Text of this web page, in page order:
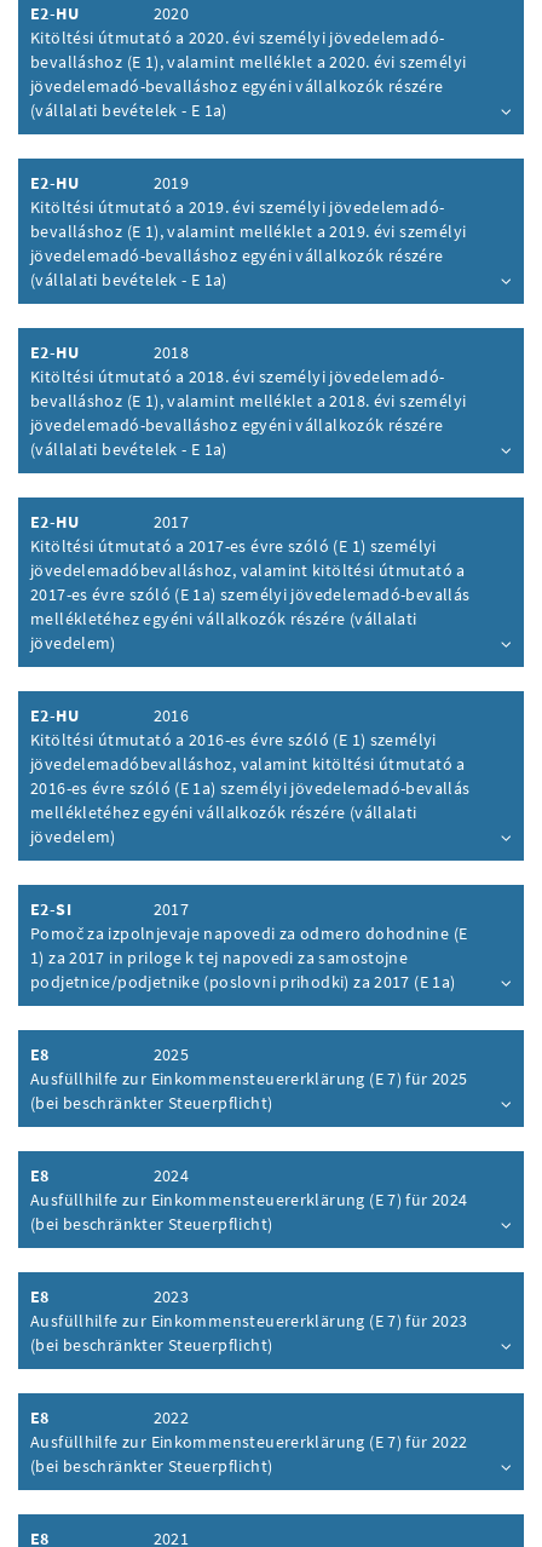
E2-HU
2020
Kitöltési útmutató a 2020. évi személyi jövedelemadó-
bevalláshoz (E 1), valamint melléklet a 2020. évi személyi
jövedelemadó-bevalláshoz egyéni vállalkozók részére
(vállalati bevételek - E 1a)
Inhalt aufklappen
E2-HU
2019
Kitöltési útmutató a 2019. évi személyi jövedelemadó-
bevalláshoz (E 1), valamint melléklet a 2019. évi személyi
jövedelemadó-bevalláshoz egyéni vállalkozók részére
(vállalati bevételek - E 1a)
Inhalt aufklappen
E2-HU
2018
Kitöltési útmutató a 2018. évi személyi jövedelemadó-
bevalláshoz (E 1), valamint melléklet a 2018. évi személyi
jövedelemadó-bevalláshoz egyéni vállalkozók részére
(vállalati bevételek - E 1a)
Inhalt aufklappen
E2-HU
2017
Kitöltési útmutató a 2017-es évre szóló (E 1) személyi
jövedelemadóbevalláshoz, valamint kitöltési útmutató a
2017-es évre szóló (E 1a) személyi jövedelemadó-bevallás
mellékletéhez egyéni vállalkozók részére (vállalati
jövedelem)
Inhalt aufklappen
E2-HU
2016
Kitöltési útmutató a 2016-es évre szóló (E 1) személyi
jövedelemadóbevalláshoz, valamint kitöltési útmutató a
2016-es évre szóló (E 1a) személyi jövedelemadó-bevallás
mellékletéhez egyéni vállalkozók részére (vállalati
jövedelem)
Inhalt aufklappen
E2-SI
2017
Pomoč za izpolnjevaje napovedi za odmero dohodnine (E
1) za 2017 in priloge k tej napovedi za samostojne
podjetnice/podjetnike (poslovni prihodki) za 2017 (E 1a)
Inhalt aufklappen
E8
2025
Ausfüllhilfe zur Einkommensteuererklärung (E 7) für 2025
(bei beschränkter Steuerpflicht)
Inhalt aufklappen
E8
2024
Ausfüllhilfe zur Einkommensteuererklärung (E 7) für 2024
(bei beschränkter Steuerpflicht)
Inhalt aufklappen
E8
2023
Ausfüllhilfe zur Einkommensteuererklärung (E 7) für 2023
(bei beschränkter Steuerpflicht)
Inhalt aufklappen
E8
2022
Ausfüllhilfe zur Einkommensteuererklärung (E 7) für 2022
(bei beschränkter Steuerpflicht)
Inhalt aufklappen
E8
2021